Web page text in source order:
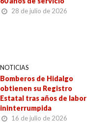
28 de julio de 2026
NOTICIAS
Bomberos de Hidalgo
obtienen su Registro
Estatal tras años de labor
ininterrumpida
16 de julio de 2026